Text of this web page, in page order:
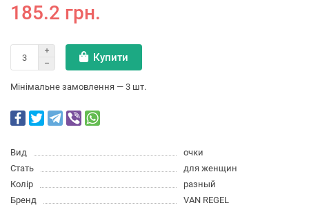
185.2 грн.
Купити
Мінімальне замовлення — 3 шт.
Вид
очки
Стать
для женщин
Колір
разный
Бренд
VAN REGEL